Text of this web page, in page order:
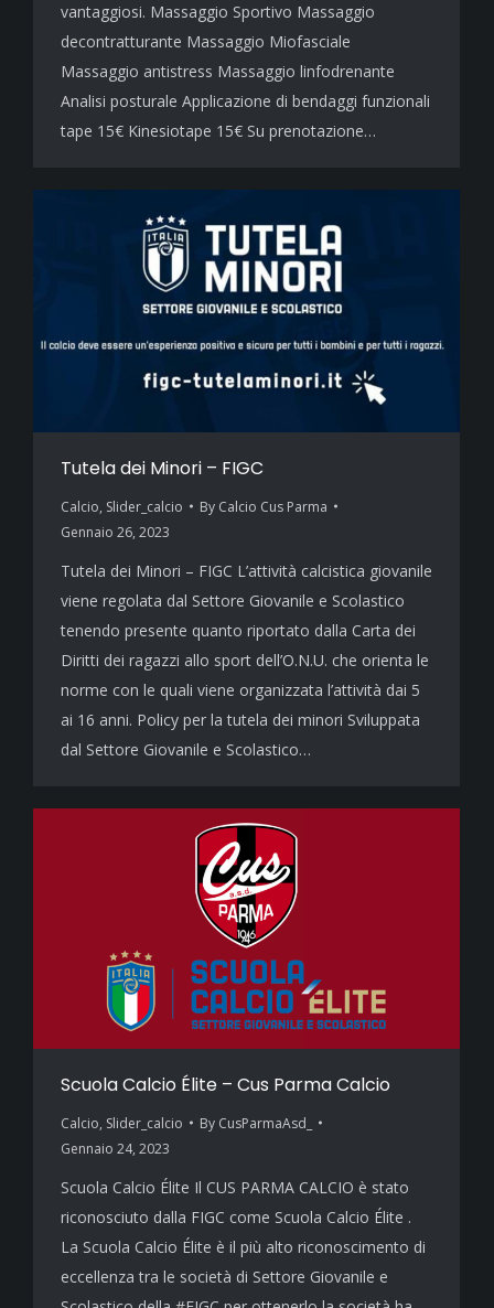
vantaggiosi. Massaggio Sportivo Massaggio
decontratturante Massaggio Miofasciale
Massaggio antistress Massaggio linfodrenante
Analisi posturale Applicazione di bendaggi funzionali
tape 15€ Kinesiotape 15€ Su prenotazione…
Tutela dei Minori – FIGC
Calcio, Slider_calcio By Calcio Cus Parma
Gennaio 26, 2023
Tutela dei Minori – FIGC L’attività calcistica giovanile
viene regolata dal Settore Giovanile e Scolastico
tenendo presente quanto riportato dalla Carta dei
Diritti dei ragazzi allo sport dell’O.N.U. che orienta le
norme con le quali viene organizzata l’attività dai 5
ai 16 anni. Policy per la tutela dei minori Sviluppata
dal Settore Giovanile e Scolastico…
Scuola Calcio Élite – Cus Parma Calcio
Calcio, Slider_calcio By CusParmaAsd_
Gennaio 24, 2023
Scuola Calcio Élite Il CUS PARMA CALCIO è stato
riconosciuto dalla FIGC come Scuola Calcio Élite .
La Scuola Calcio Élite è il più alto riconoscimento di
eccellenza tra le società di Settore Giovanile e